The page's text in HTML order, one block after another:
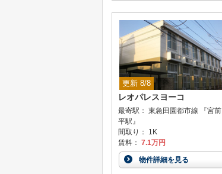
更新 8/8
レオパレスヨーコ
最寄駅： 東急田園都市線 『宮前
平駅』
間取り： 1K
賃料： 7.1万円
物件詳細を見る